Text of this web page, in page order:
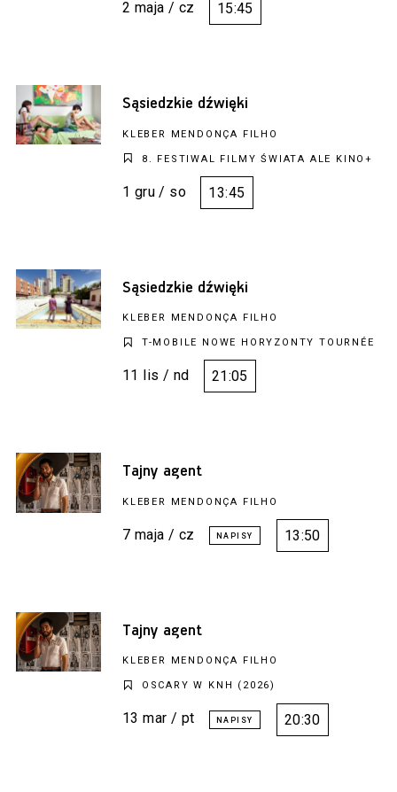
2 maja / cz 15:45
Sąsiedzkie dźwięki
KLEBER MENDONÇA FILHO
8. FESTIWAL FILMY ŚWIATA ALE KINO+
1 gru / so 13:45
Sąsiedzkie dźwięki
KLEBER MENDONÇA FILHO
T-MOBILE NOWE HORYZONTY TOURNÉE
11 lis / nd 21:05
Tajny agent
KLEBER MENDONÇA FILHO
7 maja / cz 13:50
Tajny agent
KLEBER MENDONÇA FILHO
OSCARY W KNH (2026)
13 mar / pt 20:30